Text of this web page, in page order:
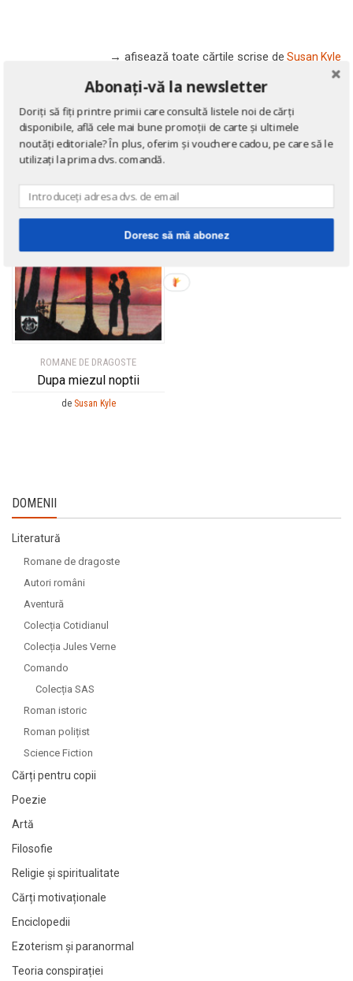
→ afișează toate cărțile scrise de Susan Kyle
ROMANE DE DRAGOSTE
Dupa miezul noptii
de Susan Kyle
DOMENII
Literatură
Romane de dragoste
Autori români
Aventură
Colecția Cotidianul
Colecția Jules Verne
Comando
Colecția SAS
Roman istoric
Roman polițist
Science Fiction
Cărți pentru copii
Poezie
Artă
Filosofie
Religie și spiritualitate
Cărți motivaționale
Enciclopedii
Ezoterism și paranormal
Teoria conspirației
Abonați-vă la newsletter
Doriți să fiți printre primii care consultă listele noi de cărți
disponibile, află cele mai bune promoții de carte și ultimele
noutăți editoriale? În plus, oferim și vouchere cadou, pe care să le
utilizați la prima dvs. comandă.
Doresc să mă abonez